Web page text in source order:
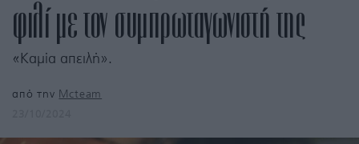
φιλί με τον συμπρωταγωνιστή της
«Καμία απειλή».
από την Mcteam